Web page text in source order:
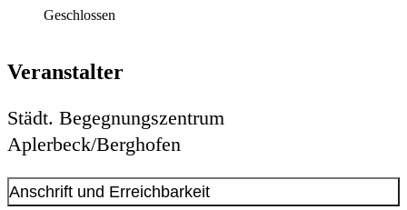
Geschlossen
Veranstalter
Städt. Begegnungszentrum
Aplerbeck/Berghofen
Anschrift und Erreichbarkeit